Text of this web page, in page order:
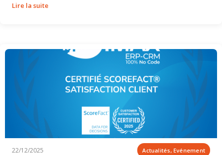
Lire la suite
22/12/2025 Actualités, Evénement